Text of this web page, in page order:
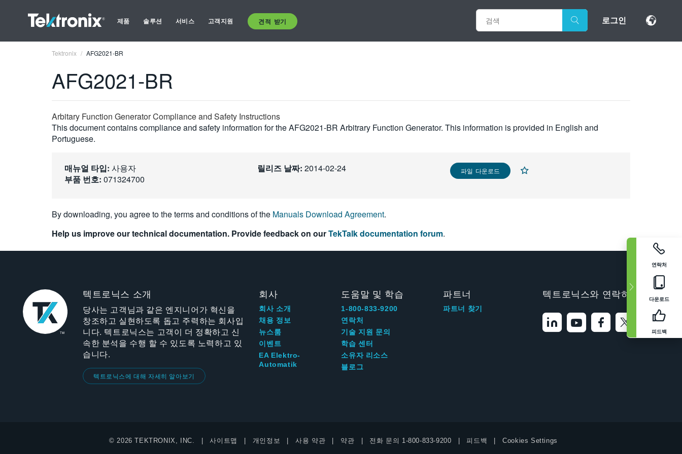
제품 솔루션 서비스 고객지원 견적 받기 로그인
연락처
다운로드
피드백
Tektronix AFG2021-BR
AFG2021-BR
Arbitary Function Generator Compliance and Safety Instructions
This document contains compliance and safety information for the AFG2021-BR Arbitrary Function Generator. This information is provided in English and
Portuguese.
매뉴얼 타입: 사용자
부품 번호: 071324700
릴리즈 날짜: 2014-02-24 파일 다운로드
By downloading, you agree to the terms and conditions of the Manuals Download Agreement.
Help us improve our technical documentation. Provide feedback on ourTekTalk documentation forum.
텍트로닉스 소개
당사는 고객님과 같은 엔지니어가 혁신을
창조하고 실현하도록 돕고 주력하는 회사입
니다. 텍트로닉스는 고객이 더 정확하고 신
속한 분석을 수행 할 수 있도록 노력하고 있
습니다.
텍트로닉스에 대해 자세히 알아보기
회사
회사 소개
채용 정보
뉴스룸
이벤트
EA Elektro-
Automatik
도움말 및 학습
1-800-833-9200
연락처
기술 지원 문의
학습 센터
소유자 리소스
블로그
파트너
파트너 찾기
텍트로닉스와 연락하기
© 2026 TEKTRONIX, INC. 사이트맵 개인정보 사용 약관 약관 전화 문의 1-800-833-9200 피드백 Cookies Settings